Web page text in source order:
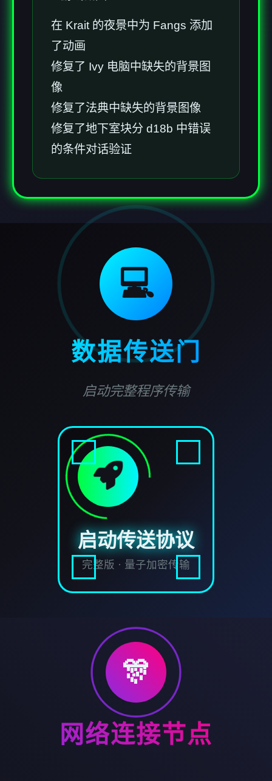
在 Krait 的夜景中为 Fangs 添加
了动画
修复了 Ivy 电脑中缺失的背景图
像
修复了法典中缺失的背景图像
修复了地下室块分 d18b 中错误
的条件对话验证
💻
数据传送门
启动完整程序传输
启动传送协议
完整版 · 量子加密传输
🎊
网络连接节点